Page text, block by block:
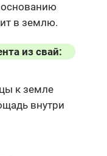
основанию
в землю.
из свай:
к земле
внутри